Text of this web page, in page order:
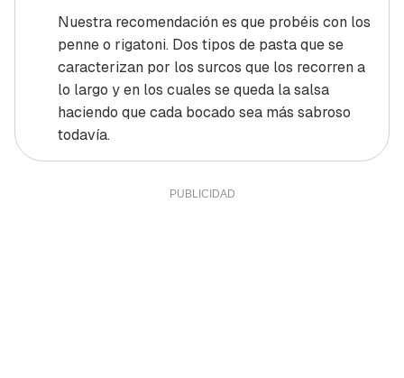
Nuestra recomendación es que probéis con los
penne o rigatoni. Dos tipos de pasta que se
caracterizan por los surcos que los recorren a
lo largo y en los cuales se queda la salsa
haciendo que cada bocado sea más sabroso
todavía.